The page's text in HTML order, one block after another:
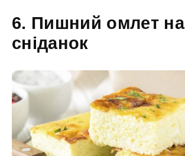
6. Пишний омлет на
сніданок